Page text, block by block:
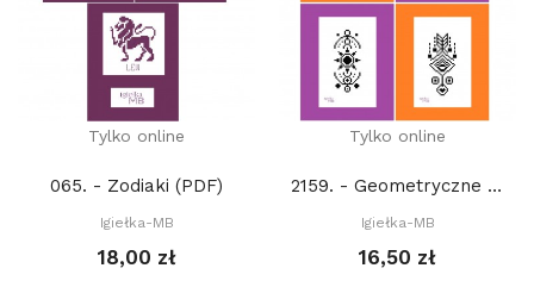
Tylko online
065. - Zodiaki (PDF)
Igiełka-MB
18,00 zł
Tylko online
2159. - Geometryczne wzory 2. (PDF)
Igiełka-MB
16,50 zł